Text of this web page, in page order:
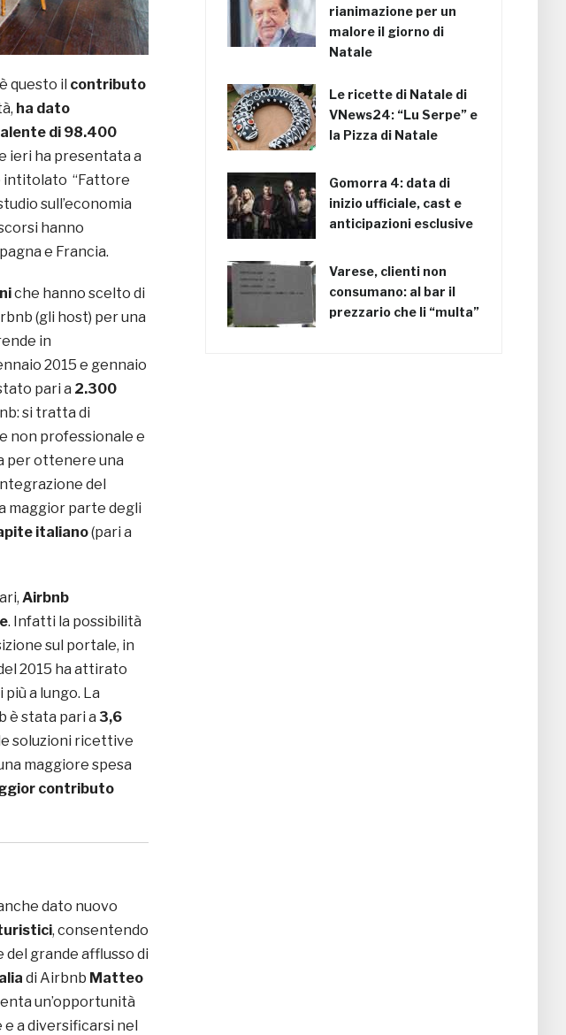
questo il contributo
ha dato
di 98.400
ieri ha presentata a
intitolato “Fattore
sull’economia
hanno
e Francia.
che hanno scelto di
(gli host) per una
in
2015 e gennaio
pari a 2.300
si tratta di
non professionale e
per ottenere una
del
maggior parte degli
italiano(pari a
Airbnb
. Infatti la possibilità
sul portale, in
2015 ha attirato
a lungo. La
è stata pari a 3,6
soluzioni ricettive
maggiore spesa
contributo
dato nuovo
, consentendo
grande afflusso di
di Airbnb Matteo
un’opportunità
e a diversificarsi nel
rianimazione per un
malore il giorno di
Natale
Le ricette di Natale di
VNews24: “Lu Serpe” e
la Pizza di Natale
Gomorra 4: data di
inizio ufficiale, cast e
anticipazioni esclusive
Varese, clienti non
consumano: al bar il
prezzario che li “multa”